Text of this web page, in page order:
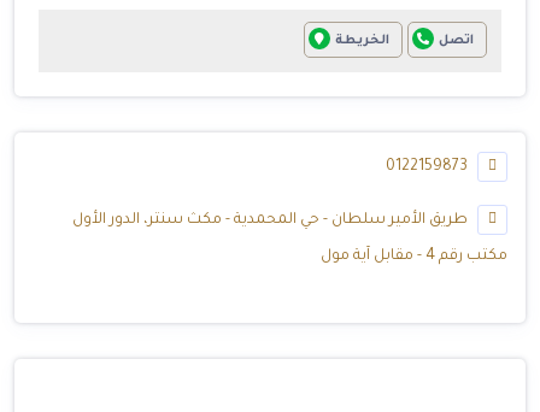
اتصل الخريطة
طريق الأمير سلطان - حي المحمدية - مكث سنتر، الدور الأول
مكتب رقم 4 - مقابل آية مول